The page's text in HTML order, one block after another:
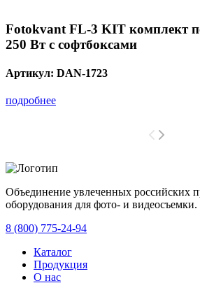
Fotokvant FL-3 KIT комплект
250 Вт с софтбоксами
Артикул: DAN-1723
подробнее
Объединение увлеченных российских
оборудования для фото- и видеосъемки.
8 (800) 775-24-94
Каталог
Продукция
О нас